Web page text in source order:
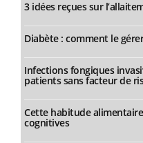
3 idées reçues sur
Diabète : comment le
Infections fongiques
patients sans facteur de
Cette habitude
cognitives